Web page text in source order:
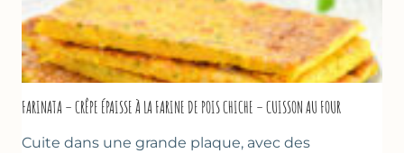
FARINATA – CRÊPE ÉPAISSE À LA FARINE DE POIS CHICHE – CUISSON AU FOUR
Cuite dans une grande plaque, avec des